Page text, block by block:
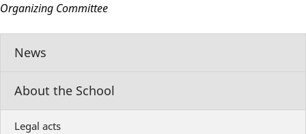
News
About the School
Legal acts
Organizing Committee